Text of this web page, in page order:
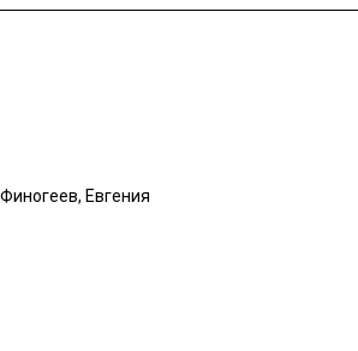
Евгения